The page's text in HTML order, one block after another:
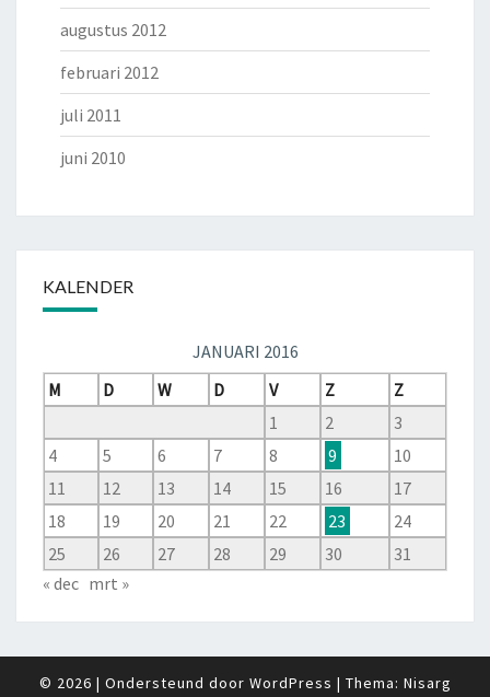
augustus 2012
februari 2012
juli 2011
juni 2010
KALENDER
JANUARI 2016
M
D W D V Z
Z
1
2
3
4
5 6 7 8 9
10
11
12 13 14 15 16
17
18
19 20 21 22 23
24
25
26 27 28 29 30
31
« dec mrt »
© 2026 | Ondersteund door WordPress | Thema: Nisarg